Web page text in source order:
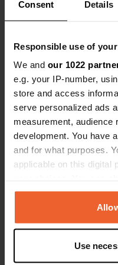
Consent Details
Responsible use of
We and our 1022
e.g. your IP-number,
store and access
serve personalized ads
measurement, audience
development. You have
and for what purposes.
applicable on this digital
any time from the
the Privacy trigger icon.
Collect information
Use
Contact
Emplacement
Saarstraße 5
50° 57' 14" N 14°
50.9539 14.02908